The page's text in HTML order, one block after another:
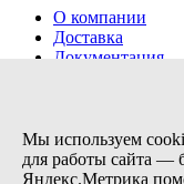
О компании
Доставка
Документация
Контакты
Мы используем
для работы сайта —
Яндекс.Метрика